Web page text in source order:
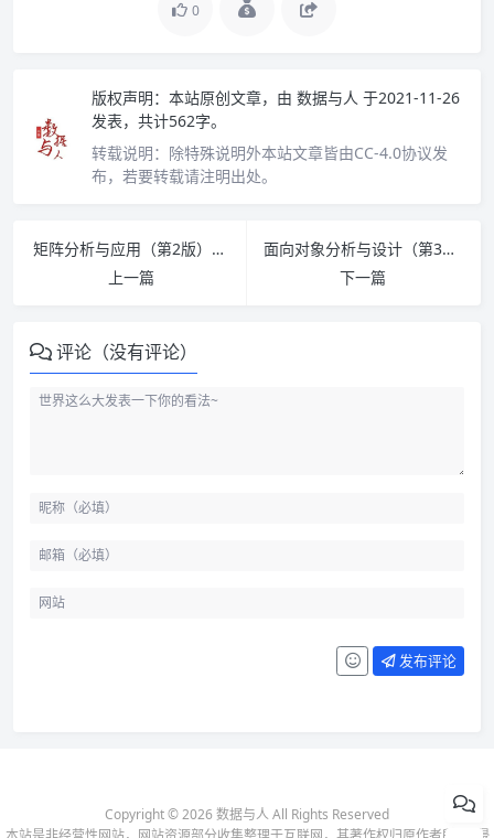
0
版权声明： 本站原创文章，由 数据与人 于2021-11-26
发表，共计562字。
转载说明： 除特殊说明外本站文章皆由CC-4.0协议发
布，若要转载请注明出处。
矩阵分析与应用（第2版）PDF下载
上一篇
面向对象分析与设计（第3版）中文版PDF下载
下一篇
评论（没有评论）
发布评论
Copyright © 2026 数据与人 All Rights Reserved